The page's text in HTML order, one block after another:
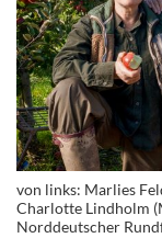
von links: Marlies
Charlotte Lindholm
Norddeutscher